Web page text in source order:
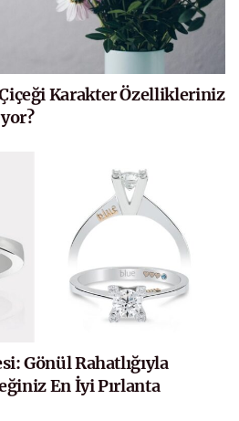
Karakter Özellikleriniz
Gönül Rahatlığıyla
En İyi Pırlanta